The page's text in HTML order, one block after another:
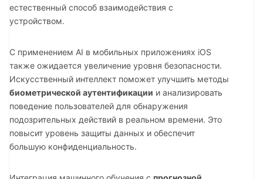
естественный способ взаимодействия с
устройством.
С применением AI в мобильных приложениях iOS
также ожидается увеличение уровня безопасности.
Искусственный интеллект поможет улучшить методы
биометрической аутентификации и анализировать
поведение пользователей для обнаружения
подозрительных действий в реальном времени. Это
повысит уровень защиты данных и обеспечит
большую конфиденциальность.